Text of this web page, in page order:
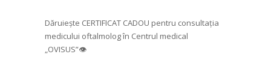
Dăruiește CERTIFICAT CADOU pentru consultația
medicului oftalmolog în Centrul medical
„OVISUS”👁